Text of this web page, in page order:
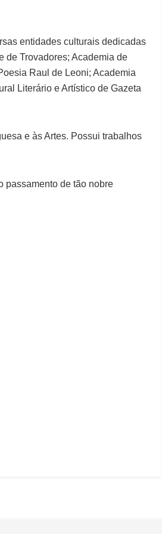
entidades culturais dedicadas
de Trovadores; Academia de
Raul de Leoni; Academia
Literário e Artístico de Gazeta
e às Artes. Possui trabalhos
passamento de tão nobre